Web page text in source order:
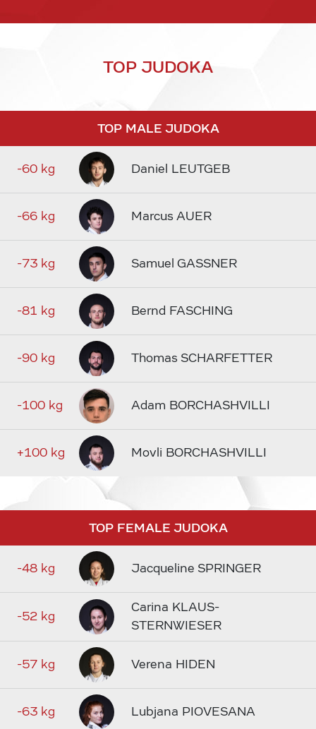
TOP JUDOKA
TOP MALE JUDOKA
-60 kg Daniel LEUTGEB
-66 kg Marcus AUER
-73 kg Samuel GASSNER
-81 kg Bernd FASCHING
-90 kg Thomas SCHARFETTER
-100 kg Adam BORCHASHVILLI
+100 kg Movli BORCHASHVILLI
TOP FEMALE JUDOKA
-48 kg Jacqueline SPRINGER
-52 kg
Carina KLAUS-
STERNWIESER
-57 kg Verena HIDEN
-63 kg Lubjana PIOVESANA